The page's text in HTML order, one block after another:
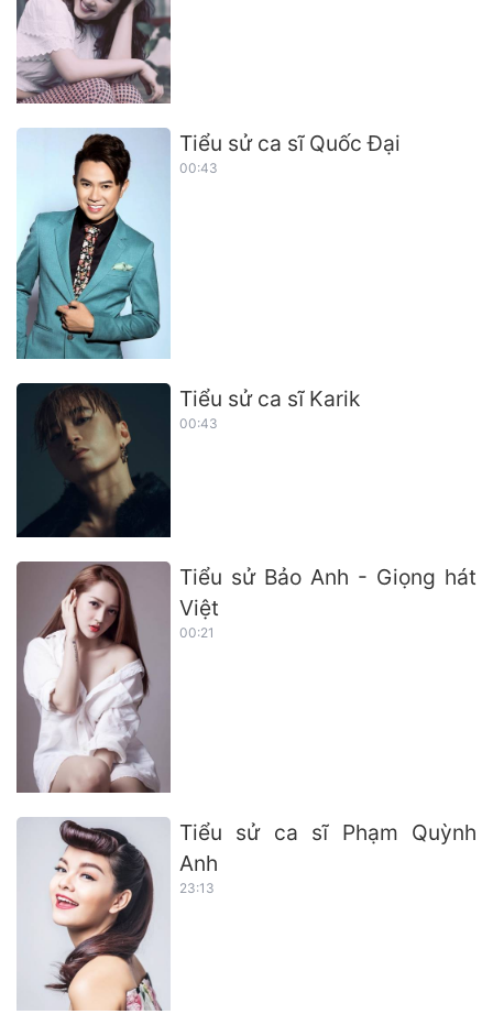
Tiểu sử ca sĩ Quốc Đại
00:43
Tiểu sử ca sĩ Karik
00:43
Tiểu sử Bảo Anh - Giọng hát
Việt
00:21
Tiểu sử ca sĩ Phạm Quỳnh
Anh
23:13